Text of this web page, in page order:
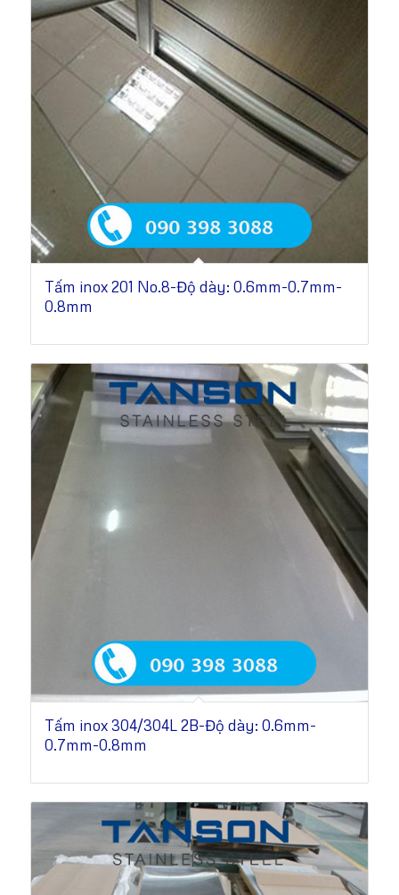
Tấm inox 201 No.8-Độ dày: 0.6mm-0.7mm-
0.8mm
Tấm inox 304/304L 2B-Độ dày: 0.6mm-
0.7mm-0.8mm